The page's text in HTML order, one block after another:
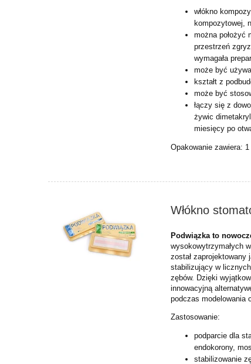
włókno
kompozytowej,
można położyć
przestrzeń
wymagała
może być
kształt z
może być
łączy się z
żywic
miesięcy po
Opakowanie zawiera:
Włókno
Podwiązka to
wysokowytrzymałych
został
stabilizujący w
zębów. Dzięki
innowacyjną
podczas modelowania
Zastosowanie:
podparcie dla
endokorony,
stabilizowanie